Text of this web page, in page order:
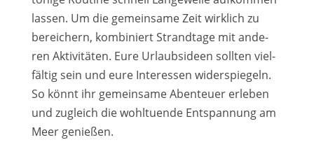
las­sen. Um die gemein­sa­me Zeit wirk­lich zu
berei­chern, kom­bi­niert Strandtage mit ande­
ren Aktivitäten. Eure Urlaubsideen soll­ten viel­
fäl­tig sein und eure Interessen wider­spie­geln.
So könnt ihr gemein­sa­me Abenteuer erle­ben
und zugleich die wohl­tu­en­de Entspannung am
Meer genie­ßen.